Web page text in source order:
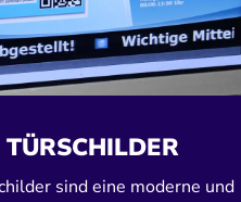
TÜRSCHILDER
sind eine moderne und